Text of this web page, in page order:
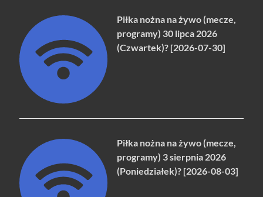
Piłka nożna na żywo (mecze,
programy) 30 lipca 2026
(Czwartek)? [2026-07-30]
Piłka nożna na żywo (mecze,
programy) 3 sierpnia 2026
(Poniedziałek)? [2026-08-03]